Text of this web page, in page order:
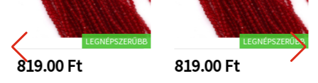
LEGNÉPSZERŰBB
819.00 Ft
LEGNÉPSZERŰBB
819.00 Ft